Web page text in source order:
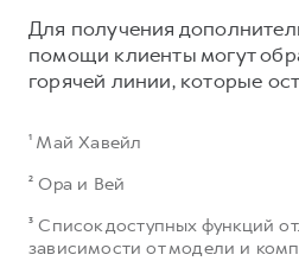
Для получения
помощи клиенты могут
горячей линии, которые
¹ Май Хавейл
² Ора и Вей
³ Список доступных функций
зависимости от модели и